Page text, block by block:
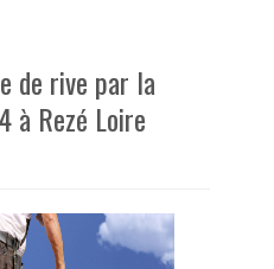
de rive par la
à Rezé Loire